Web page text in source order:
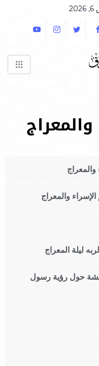
والمعراج
ليلة المعراج
حول رؤية رسول